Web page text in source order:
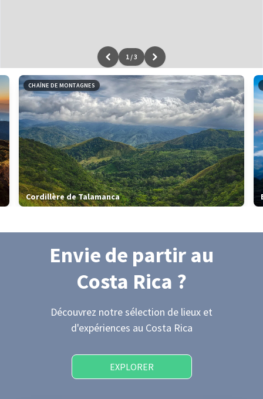
Leaflet|données ©OpenStreetMap/ODbL - renduOSM France
1 /3
CHAÎNE DE MONTAGNES
Cordillère de Talamanca
Envie de partir au
Costa Rica ?
Découvrez notre sélection de lieux et
d'expériences au Costa Rica
EXPLORER